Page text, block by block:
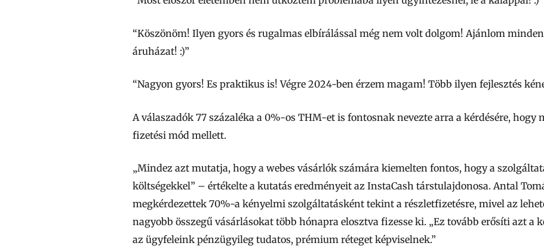
“Köszönöm! Ilyen gyors és rugalmas elbírálással még nem volt dolgom! Ajánlom
áruházat! :)”
“Nagyon gyors! Es praktikus is! Végre 2024-ben érzem magam! Több ilyen fejlesztés
A válaszadók 77 százaléka a 0%-os THM-et is fontosnak nevezte arra a kérdésére,
fizetési mód mellett.
„Mindez azt mutatja, hogy a webes vásárlók számára kiemelten fontos, hogy a
költségekkel” – értékelte a kutatás eredményeit az InstaCash társtulajdonosa. Antal
megkérdezettek 70%-a kényelmi szolgáltatásként tekint a részletfizetésre, mivel az
nagyobb összegű vásárlásokat több hónapra elosztva fizesse ki. „Ez tovább erősíti azt a
az ügyfeleink pénzügyileg tudatos, prémium réteget képviselnek.”